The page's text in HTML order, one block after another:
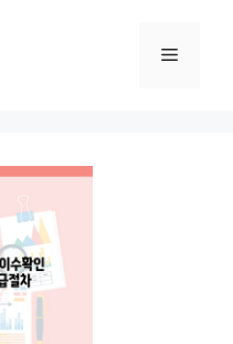
메